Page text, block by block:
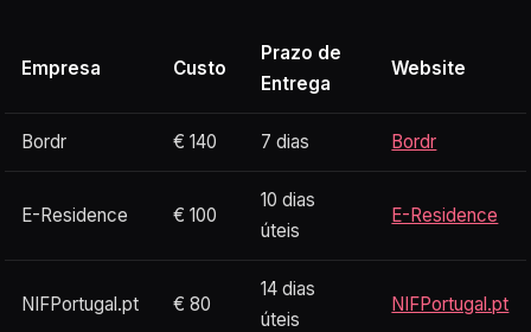
Empresa Custo
Prazo de
Entrega
Website
Bordr € 140 7 dias Bordr
E-Residence € 100
10 dias
úteis
E-Residence
NIFPortugal.pt € 80
14 dias
úteis
NIFPortugal.pt